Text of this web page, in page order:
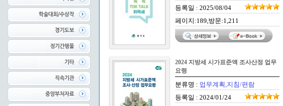
등록일 : 2025/08/04
페이지:189,방문:1,211
2024 지방세 시가표준액 조사산정 업무
요령
분류명 : 업무계획,지침/편람
등록일 : 2024/01/24